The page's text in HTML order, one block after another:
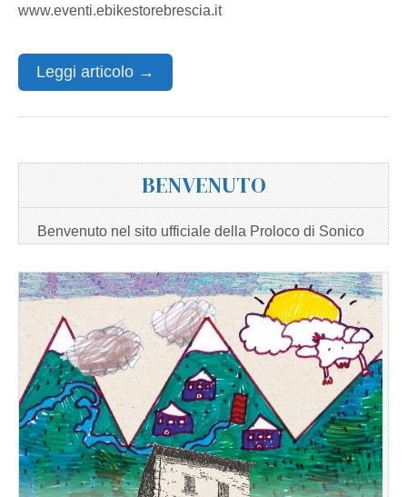
www.eventi.ebikestorebrescia.it
Leggi articolo →
BENVENUTO
Benvenuto nel sito ufficiale della Proloco di Sonico